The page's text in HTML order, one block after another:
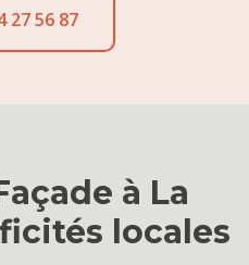
27 56 87
à La
locales